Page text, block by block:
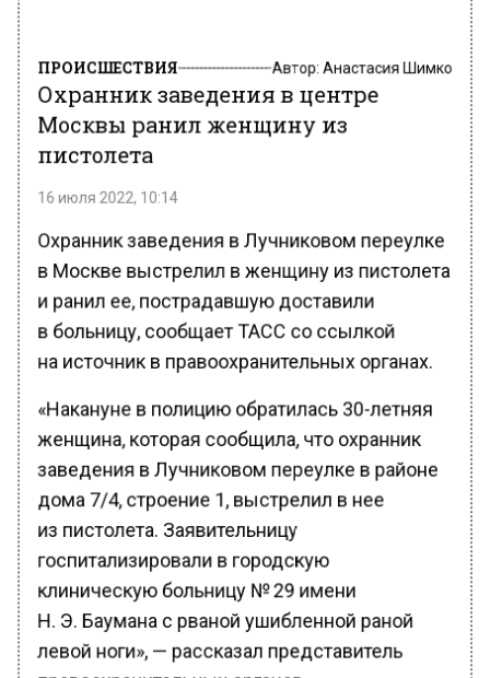
ПРОИСШЕСТВИЯ Автор: Анастасия Шимко
Охранник заведения в центре
Москвы ранил женщину из
пистолета
16 июля 2022, 10:14
Охранник заведения в Лучниковом переулке
в Москве выстрелил в женщину из пистолета
и ранил ее, пострадавшую доставили
в больницу, сообщает ТАСС со ссылкой
на источник в правоохранительных органах.
«Накануне в полицию обратилась 30-летняя
женщина, которая сообщила, что охранник
заведения в Лучниковом переулке в районе
дома 7/4, строение 1, выстрелил в нее
из пистолета. Заявительницу
госпитализировали в городскую
клиническую больницу № 29 имени
Н. Э. Баумана с рваной ушибленной раной
левой ноги», — рассказал представитель